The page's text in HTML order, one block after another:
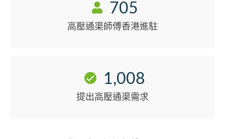
705
高壓通渠師傅香港進駐
1,008
提出高壓通渠需求